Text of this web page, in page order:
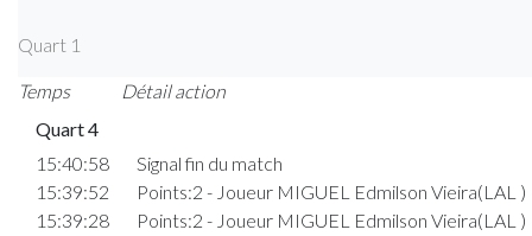
Quart 1
Temps
Détail action
Quart 4
15:40:58
Signal fin du match
15:39:52
Points:2 - Joueur MIGUEL Edmilson Vieira(LAL )
15:39:28
Points:2 - Joueur MIGUEL Edmilson Vieira(LAL )